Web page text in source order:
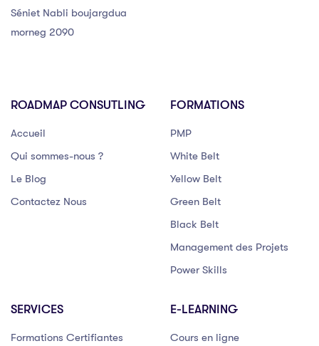
Séniet Nabli boujargdua
morneg 2090
ROADMAP CONSUTLING
Accueil
Qui sommes-nous ?
Le Blog
Contactez Nous
FORMATIONS
PMP
White Belt
Yellow Belt
Green Belt
Black Belt
Management des Projets
Power Skills
SERVICES
Formations Certifiantes
E-LEARNING
Cours en ligne